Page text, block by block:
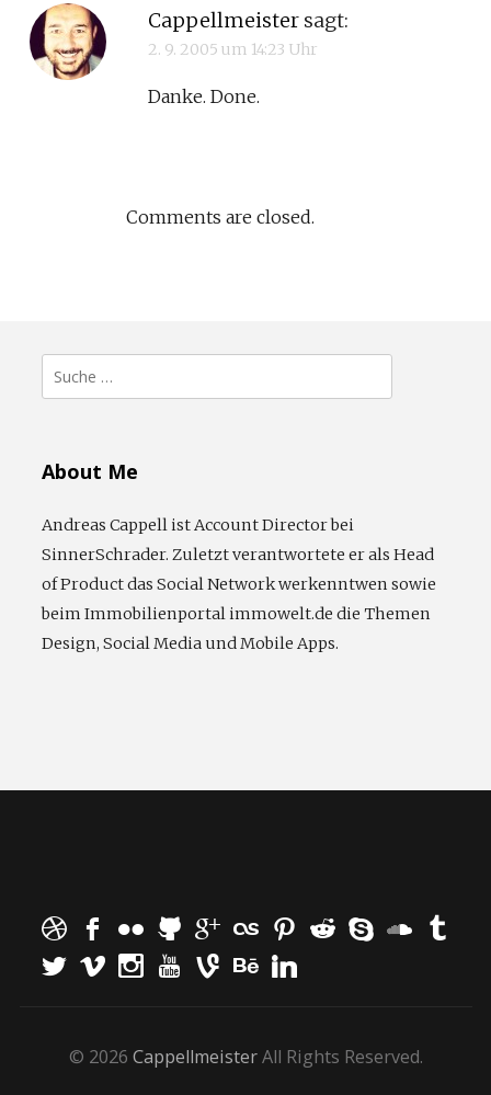
Cappellmeister sagt:
2. 9. 2005 um 14:23 Uhr
Danke. Done.
Comments are closed.
Suche
nach:
About Me
Andreas Cappell ist Account Director bei
SinnerSchrader. Zuletzt verantwortete er als Head
of Product das Social Network werkenntwen sowie
beim Immobilienportal immowelt.de die Themen
Design, Social Media und Mobile Apps.
© 2026 CappellmeisterAll Rights Reserved.